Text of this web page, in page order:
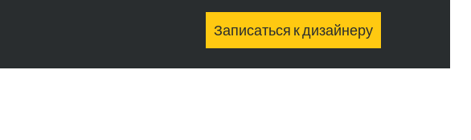
Записаться к дизайнеру